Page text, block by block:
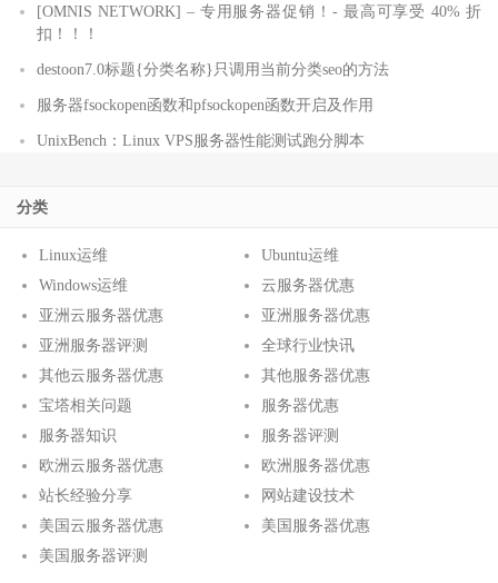
[OMNIS NETWORK] – 专用服务器促销！- 最高可享受 40% 折
扣！！！
destoon7.0标题{分类名称}只调用当前分类seo的方法
服务器fsockopen函数和pfsockopen函数开启及作用
UnixBench：Linux VPS服务器性能测试跑分脚本
分类
Linux运维
Ubuntu运维
Windows运维
云服务器优惠
亚洲云服务器优惠
亚洲服务器优惠
亚洲服务器评测
全球行业快讯
其他云服务器优惠
其他服务器优惠
宝塔相关问题
服务器优惠
服务器知识
服务器评测
欧洲云服务器优惠
欧洲服务器优惠
站长经验分享
网站建设技术
美国云服务器优惠
美国服务器优惠
美国服务器评测